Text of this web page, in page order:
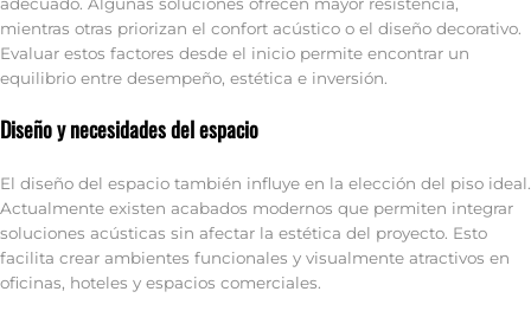
mientras otras priorizan el confort acústico o el diseño decorativo.
Evaluar estos factores desde el inicio permite encontrar un
equilibrio entre desempeño, estética e inversión.
Diseño y necesidades del espacio
El diseño del espacio también influye en la elección del piso ideal.
Actualmente existen acabados modernos que permiten integrar
soluciones acústicas sin afectar la estética del proyecto. Esto
facilita crear ambientes funcionales y visualmente atractivos en
oficinas, hoteles y espacios comerciales.